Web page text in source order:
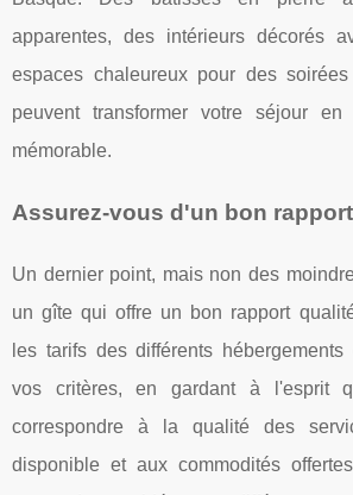
apparentes, des intérieurs décorés
espaces chaleureux pour des
peuvent transformer votre séjour en
mémorable.
Assurez-vous d'un bon
Un dernier point, mais non des
un gîte qui offre un bon rapport
les tarifs des différents
vos critères, en gardant à l'esprit
correspondre à la qualité des
disponible et aux commodités